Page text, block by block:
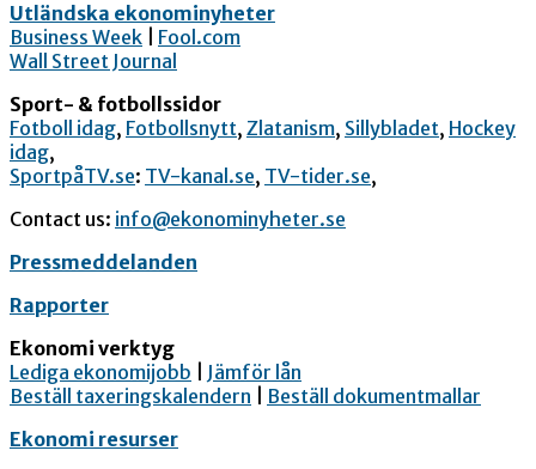
Utländska ekonominyheter
Business Week
Fool.com
Wall Street Journal
Sport- & fotbollssidor
Fotboll idag, Fotbollsnytt, Zlatanism, Sillybladet, Hockey
idag,
SportpåTV.se: TV-kanal.se, TV-tider.se,
Contact us: info@ekonominyheter.se
Pressmeddelanden
Rapporter
Ekonomi verktyg
Lediga ekonomijobb
Jämför lån
Beställ taxeringskalendern
Beställ dokumentmallar
Ekonomi resurser